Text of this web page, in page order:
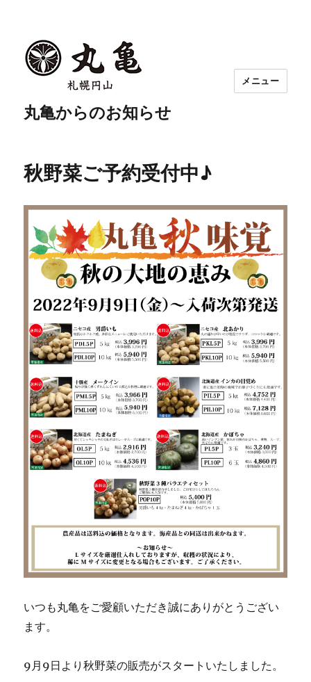
丸亀からのお知らせ
メニュー
秋野菜ご予約受付中♪
いつも丸亀をご愛顧いただき誠にありがとうござい
ます。
9月9日より秋野菜の販売がスタートいたしました。